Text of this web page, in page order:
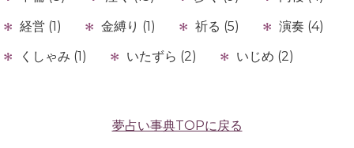
経営 (1)
金縛り (1) 祈る (5)
演奏 (4)
くしゃみ (1)
いたずら (2) いじめ (2)
夢占い事典TOPに戻る